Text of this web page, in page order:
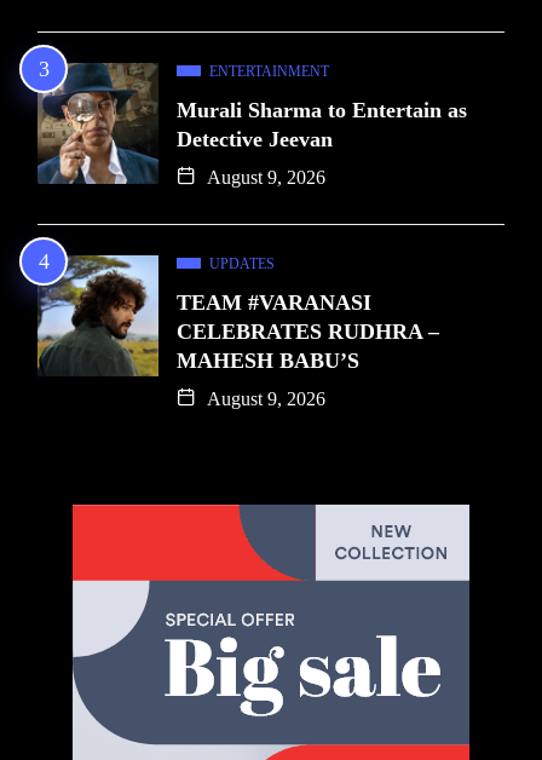
ENTERTAINMENT
Murali Sharma to Entertain as
Detective Jeevan
August 9, 2026
UPDATES
TEAM #VARANASI
CELEBRATES RUDHRA –
MAHESH BABU’S
August 9, 2026